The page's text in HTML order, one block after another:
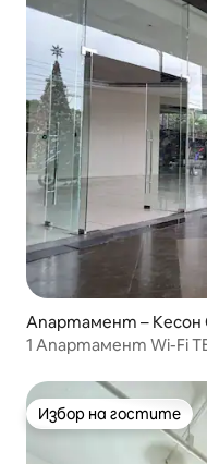
Апартамент –
1 Апартамент Wi-Fi
Избор на гостите
Избор на гостите